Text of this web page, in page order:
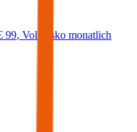
99, Vollkasko monatlich